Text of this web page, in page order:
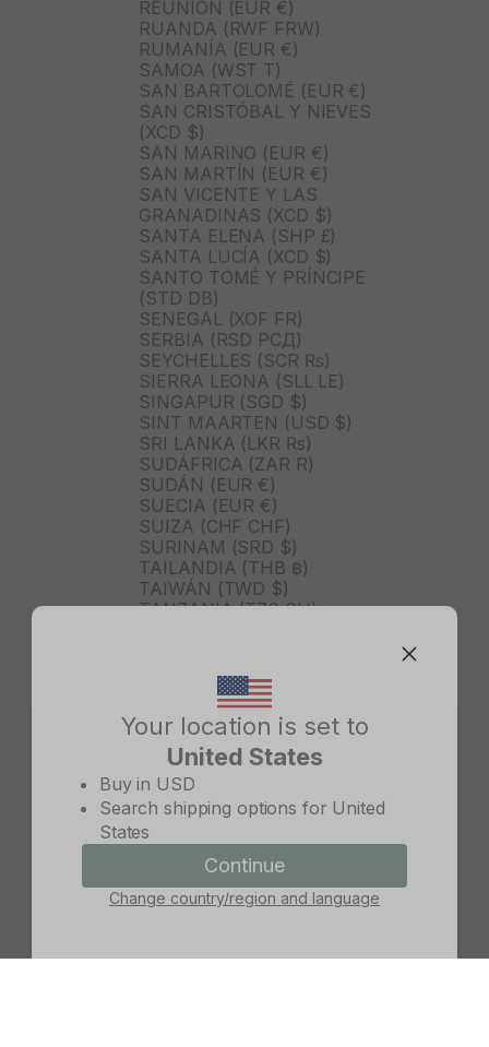
Your location is set to
United States
Buy in USD
Search shipping options for United
States
Continue
Change country/region and language
Change country/region
Continue
Cancel
REUNIÓN (EUR €)
RUANDA (RWF FRW)
RUMANÍA (EUR €)
SAMOA (WST T)
SAN BARTOLOMÉ (EUR €)
SAN CRISTÓBAL Y NIEVES
(XCD $)
SAN MARINO (EUR €)
SAN MARTÍN (EUR €)
SAN VICENTE Y LAS
GRANADINAS (XCD $)
SANTA ELENA (SHP £)
SANTA LUCÍA (XCD $)
SANTO TOMÉ Y PRÍNCIPE
(STD DB)
SENEGAL (XOF FR)
SERBIA (RSD РСД)
SEYCHELLES (SCR ₨)
SIERRA LEONA (SLL LE)
SINGAPUR (SGD $)
SINT MAARTEN (USD $)
SRI LANKA (LKR ₨)
SUDÁFRICA (ZAR R)
SUDÁN (EUR €)
SUECIA (EUR €)
SUIZA (CHF CHF)
SURINAM (SRD $)
TAILANDIA (THB ฿)
TAIWÁN (TWD $)
TANZANIA (TZS SH)
TONGA (TOP T$)
TRINIDAD Y TOBAGO (TTD
TURKMENISTÁN (USD $)
TURQUÍA (TRY ₺)
TUVALU (AUD $)
TÚNEZ (USD $)
UGANDA (UGX USH)
URUGUAY (UYU $U)
UZBEKISTÁN (UZS SO'M)
VANUATU (VUV VT)
VENEZUELA (USD $)
YIBUTI (DJF FDJ)